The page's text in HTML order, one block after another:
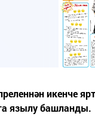
икенче
язылу башланды.